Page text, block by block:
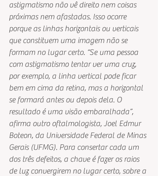
astigmatismo não vê direito nem coisas
próximas nem afastadas. Isso ocorre
porque as linhas horizontais ou verticais
que constituem uma imagem não se
formam no lugar certo. “Se uma pessoa
com astigmatismo tentar ver uma cruz,
por exemplo, a linha vertical pode ficar
bem em cima da retina, mas a horizontal
se formará antes ou depois dela. O
resultado é uma visão embaralhada”,
afirma outro oftalmologista, Joel Edmur
Boteon, da Universidade Federal de Minas
Gerais (UFMG). Para consertar cada um
dos três defeitos, a chave é fazer os raios
de luz convergirem no lugar certo, sobre a